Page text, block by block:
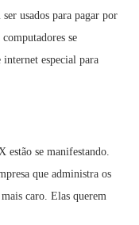
usados para pagar por
se
especial para
estão se manifestando.
que administra os
caro. Elas querem